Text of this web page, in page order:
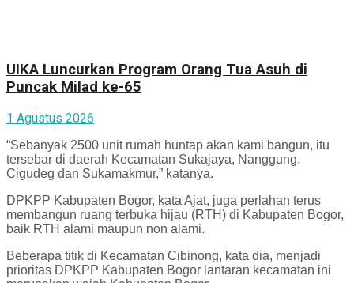
UIKA Luncurkan Program Orang Tua Asuh di
Puncak Milad ke-65
1 Agustus 2026
“Sebanyak 2500 unit rumah huntap akan kami bangun, itu
tersebar di daerah Kecamatan Sukajaya, Nanggung,
Cigudeg dan Sukamakmur,” katanya.
DPKPP Kabupaten Bogor, kata Ajat, juga perlahan terus
membangun ruang terbuka hijau (RTH) di Kabupaten Bogor,
baik RTH alami maupun non alami.
Beberapa titik di Kecamatan Cibinong, kata dia, menjadi
prioritas DPKPP Kabupaten Bogor lantaran kecamatan ini